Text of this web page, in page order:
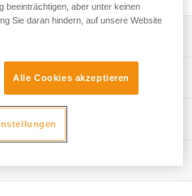
mit den Seilklemmen
ASCENTREE.
mit Reinigungsschlitz für eine
Bedingungen (vereistes,
hochdichtes Polyethylen,
notice-PANTIN-PANTIN-
beeinträchtigen, aber unter keinen
Sie daran hindern, auf unsere Website
Alle Cookies akzeptieren